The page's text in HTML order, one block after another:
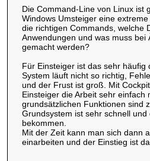
Die Command-Line von Linux ist
Windows Umsteiger eine
die richtigen Commands, welche
Anwendungen und was muss bei
gemacht werden?
Für Einsteiger ist das sehr häufig
System läuft nicht so richtig,
und der Frust ist groß. Mit
Einsteiger die Arbeit sehr einfach
grundsätzlichen Funktionen sind
Grundsystem ist sehr schnell
bekommen.
Mit der Zeit kann man sich dann
einarbeiten und der Einstieg ist